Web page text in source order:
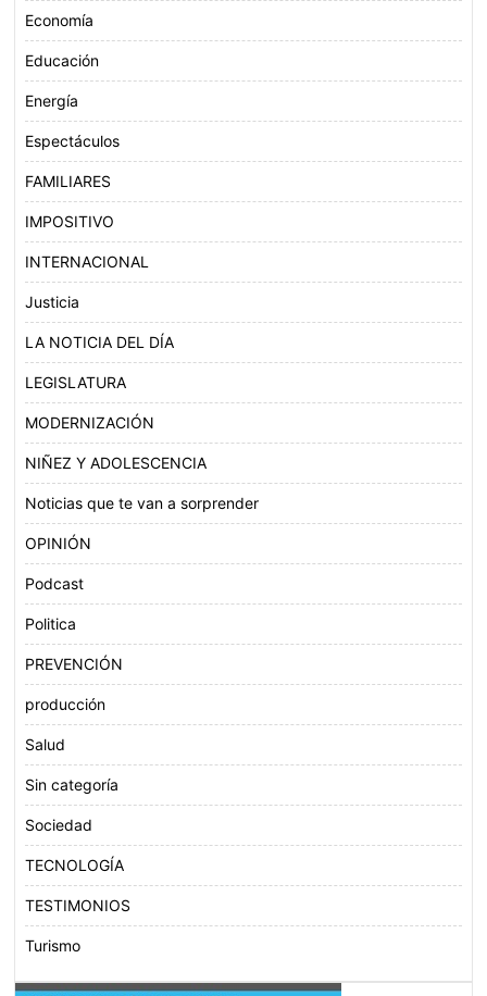
Economía
Educación
Energía
Espectáculos
FAMILIARES
IMPOSITIVO
INTERNACIONAL
Justicia
LA NOTICIA DEL DÍA
LEGISLATURA
MODERNIZACIÓN
NIÑEZ Y ADOLESCENCIA
Noticias que te van a sorprender
OPINIÓN
Podcast
Politica
PREVENCIÓN
producción
Salud
Sin categoría
Sociedad
TECNOLOGÍA
TESTIMONIOS
Turismo